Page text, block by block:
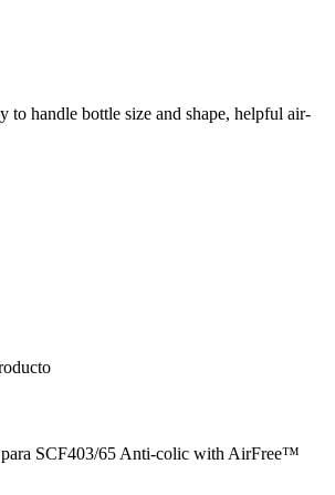
to handle bottle size and shape, helpful air-
para SCF403/65 Anti-colic with AirFree™